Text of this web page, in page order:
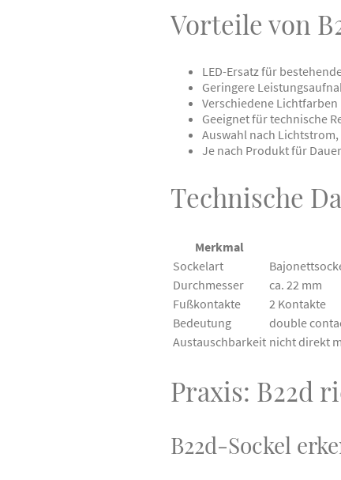
Vorteile von
LED-Ersatz für
Geringere
Verschiedene
Geeignet für technische
Auswahl nach
Je nach Produkt für
Technische
Merkmal
Sockelart
Durchmesser
ca. 22 mm
Fußkontakte
2 Kontakte
Bedeutung
double
Austauschbarkeit nicht direkt
Praxis: B22d
B22d-Sockel